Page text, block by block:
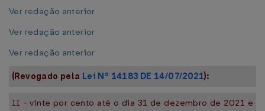
Ver redação anterior
Ver redação anterior
Ver redação anterior
(Revogado pela Lei Nº 14183 DE 14/07/2021):
II - vinte por cento até o dia 31 de dezembro de 2021 e